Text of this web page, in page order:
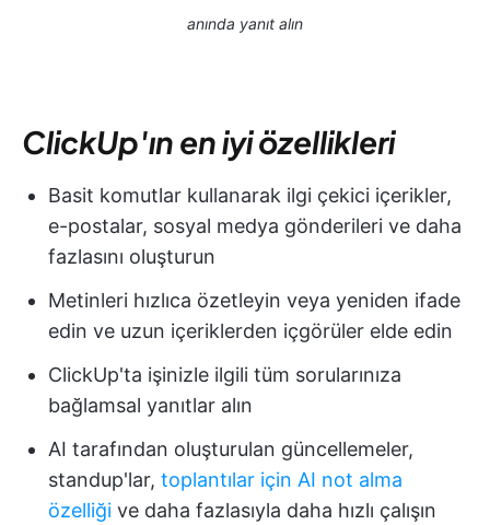
anında yanıt alın
ClickUp'ın en iyi özellikleri
Basit komutlar kullanarak ilgi çekici içerikler,
e-postalar, sosyal medya gönderileri ve daha
fazlasını oluşturun
Metinleri hızlıca özetleyin veya yeniden ifade
edin ve uzun içeriklerden içgörüler elde edin
ClickUp'ta işinizle ilgili tüm sorularınıza
bağlamsal yanıtlar alın
AI tarafından oluşturulan güncellemeler,
standup'lar, toplantılar için AI not alma
özelliği ve daha fazlasıyla daha hızlı çalışın